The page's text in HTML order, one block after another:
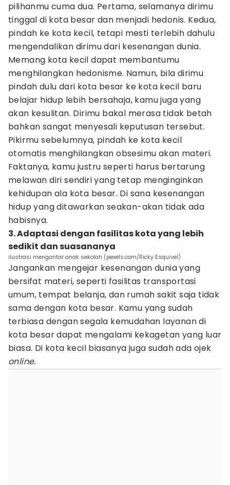
pilihanmu cuma dua. Pertama, selamanya dirimu
tinggal di kota besar dan menjadi hedonis. Kedua,
pindah ke kota kecil, tetapi mesti terlebih dahulu
mengendalikan dirimu dari kesenangan dunia.
Memang kota kecil dapat membantumu
menghilangkan hedonisme. Namun, bila dirimu
pindah dulu dari kota besar ke kota kecil baru
belajar hidup lebih bersahaja, kamu juga yang
akan kesulitan. Dirimu bakal merasa tidak betah
bahkan sangat menyesali keputusan tersebut.
Pikirmu sebelumnya, pindah ke kota kecil
otomatis menghilangkan obsesimu akan materi.
Faktanya, kamu justru seperti harus bertarung
melawan diri sendiri yang tetap menginginkan
kehidupan ala kota besar. Di sana kesenangan
hidup yang ditawarkan seakan-akan tidak ada
habisnya.
3. Adaptasi dengan fasilitas kota yang lebih
sedikit dan suasananya
ilustrasi mengantar anak sekolah (pexels.com/Ricky Esquivel)
Jangankan mengejar kesenangan dunia yang
bersifat materi, seperti fasilitas transportasi
umum, tempat belanja, dan rumah sakit saja tidak
sama dengan kota besar. Kamu yang sudah
terbiasa dengan segala kemudahan layanan di
kota besar dapat mengalami kekagetan yang luar
biasa. Di kota kecil biasanya juga sudah ada ojek
online.